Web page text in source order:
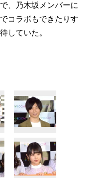
、乃木坂メンバーに
コラボもできたりす
していた。